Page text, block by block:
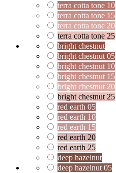
terra cotta tone 10
terra cotta tone 15
terra cotta tone 20
terra cotta tone 25
bright chestnut
bright chestnut 05
bright chestnut 10
bright chestnut 15
bright chestnut 20
bright chestnut 25
red earth 05
red earth 10
red earth 15
red earth 20
red earth 25
deep hazelnut
deep hazelnut 05